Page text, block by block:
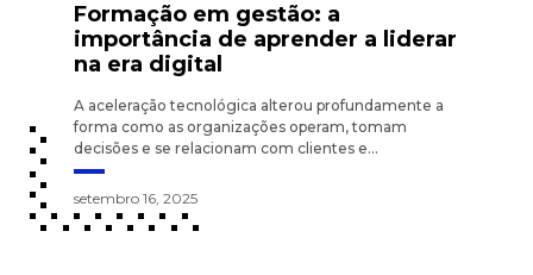
Formação em gestão: a
importância de aprender a liderar
na era digital
A aceleração tecnológica alterou profundamente a
forma como as organizações operam, tomam
decisões e se relacionam com clientes e...
setembro 16, 2025